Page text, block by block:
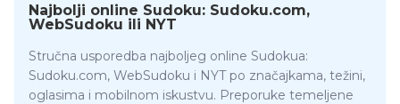
Najbolji online Sudoku: Sudoku.com,
WebSudoku ili NYT
Stručna usporedba najboljeg online Sudokua:
Sudoku.com, WebSudoku i NYT po značajkama, težini,
oglasima i mobilnom iskustvu. Preporuke temeljene